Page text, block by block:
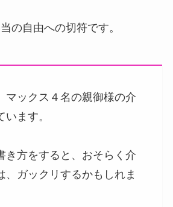
の自由への切符です。
ックス４名の親御様の介
ます。
方をすると、おそらく介
、ガックリするかもしれま